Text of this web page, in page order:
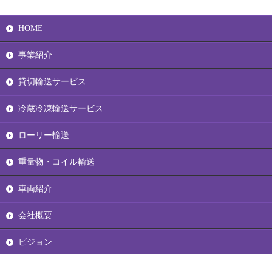
HOME
事業紹介
貸切輸送サービス
冷蔵冷凍輸送サービス
ローリー輸送
重量物・コイル輸送
車両紹介
会社概要
ビジョン